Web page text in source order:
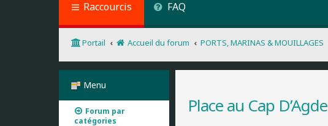
Raccourcis FAQ
Portail Accueil du forum PORTS, MARINAS & MOUILLAGES
Place au Cap D’Agde
Menu
Forum par
catégories